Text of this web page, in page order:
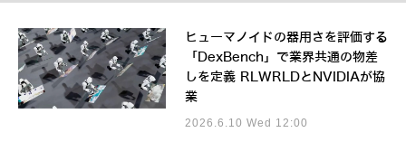
ヒューマノイドの器用さを評価する
「DexBench」で業界共通の物差
しを定義 RLWRLDとNVIDIAが協
業
2026.6.10 Wed 12:00